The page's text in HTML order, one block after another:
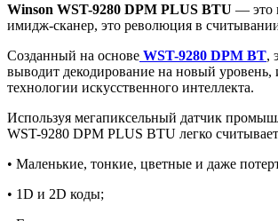
Winson WST-9280 DPM PLUS BTU — это
имидж-сканер, это революция в
Созданный на основе WST-9280 DPM BT,
выводит декодирование на новый уровень,
технологии искусственного интеллекта.
Используя мегапиксельный датчик
WST-9280 DPM PLUS BTU легко
• Маленькие, тонкие, цветные и даже
• 1D и 2D коды;